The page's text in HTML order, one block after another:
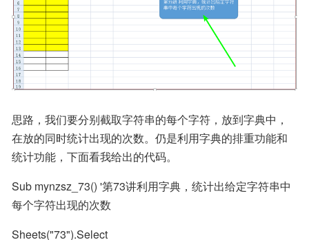
思路，我们要分别截取字符串的每个字符，放到字典中，
在放的同时统计出现的次数。仍是利用字典的排重功能和
统计功能，下面看我给出的代码。
Sub mynzsz_73() '第73讲利用字典，统计出给定字符串中
每个字符出现的次数
Sheets("73").Select